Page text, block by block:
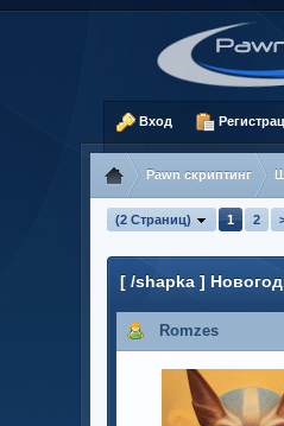
Вход
Pawn скриптинг
(2 Страниц) 1 2
[ /shapka ]
Romzes